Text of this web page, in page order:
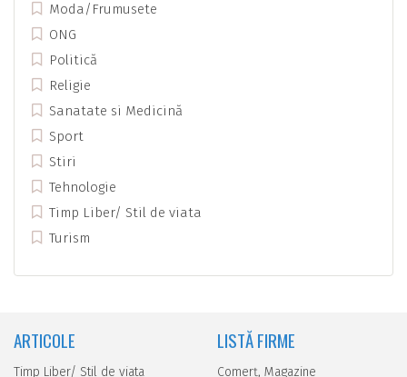
Moda/Frumusete
ONG
Politică
Religie
Sanatate si Medicină
Sport
Stiri
Tehnologie
Timp Liber/ Stil de viata
Turism
ARTICOLE
Timp Liber/ Stil de viata
LISTĂ FIRME
Comerţ, Magazine